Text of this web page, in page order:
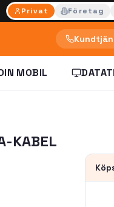
Privat Företag
MOBIL
KABEL